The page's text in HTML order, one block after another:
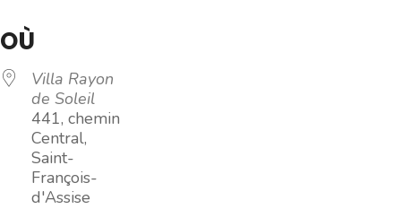
OÙ
Villa Rayon
de Soleil
441, chemin
Central,
Saint-
François-
d'Assise